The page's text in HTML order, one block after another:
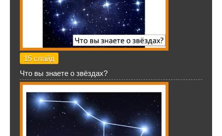
15 слайд
Что вы знаете о звёздах?